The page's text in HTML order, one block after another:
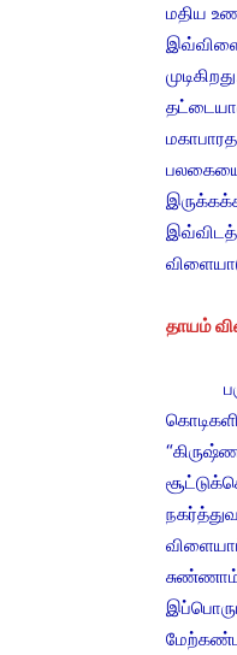
மதிய
பலகையை
தாயம்
பருவச்